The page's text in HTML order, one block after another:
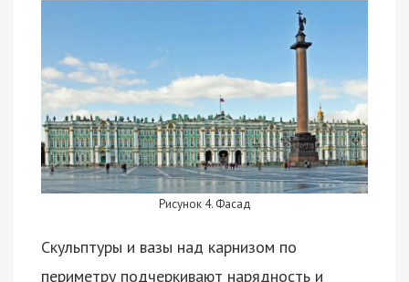
Рисунок 4. Фасад
Скульптуры и вазы над карнизом по
периметру подчеркивают нарядность и